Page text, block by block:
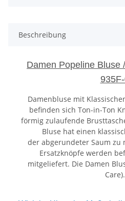
Beschreibung
Damen Popeline Bluse
Damenbluse mit
befinden sich Ton-in-Ton
förmig zulaufende
Bluse hat einen
der abgerundeter Saum zu
Ersatzknöpfe werden
mitgeliefert. Die Damen
Care).